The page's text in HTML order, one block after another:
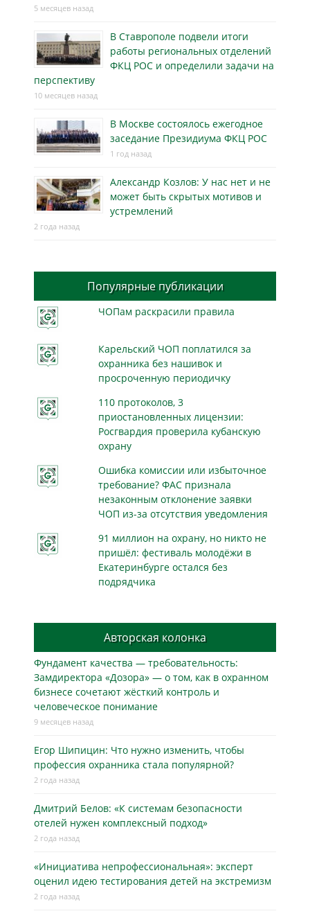
5 месяцев назад
В Ставрополе подвели итоги
работы региональных отделений
ФКЦ РОС и определили задачи на
перспективу
10 месяцев назад
В Москве состоялось ежегодное
заседание Президиума ФКЦ РОС
1 год назад
Александр Козлов: У нас нет и не
может быть скрытых мотивов и
устремлений
2 года назад
Популярные публикации
ЧОПам раскрасили правила
Карельский ЧОП поплатился за
охранника без нашивок и
просроченную периодичку
110 протоколов, 3
приостановленных лицензии:
Росгвардия проверила кубанскую
охрану
Ошибка комиссии или избыточное
требование? ФАС признала
незаконным отклонение заявки
ЧОП из-за отсутствия уведомления
91 миллион на охрану, но никто не
пришёл: фестиваль молодёжи в
Екатеринбурге остался без
подрядчика
Авторская колонка
Фундамент качества — требовательность:
Замдиректора «Дозора» — о том, как в охранном
бизнесe сочетают жёсткий контроль и
человеческое понимание
9 месяцев назад
Егор Шипицин: Что нужно изменить, чтобы
профессия охранника стала популярной?
2 года назад
Дмитрий Белов: «К системам безопасности
отелей нужен комплексный подход»
2 года назад
«Инициатива непрофессиональная»: эксперт
оценил идею тестирования детей на экстремизм
2 года назад